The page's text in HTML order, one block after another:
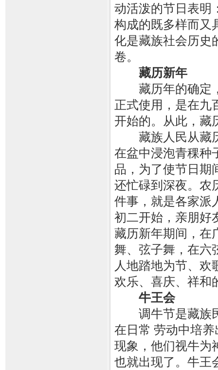
动活泼的节日表明
构成的既多样而又
化是藏族社会历史
卷。
藏历新年
藏历年的确定，
正式使用，是在九
开始的。从此，藏
藏族人民从藏历
在盆中浸泡青稞种
品，为了使节日期
还忙碌到深夜。农
件事，就是各家
初二开始，亲朋好
藏历新年期间，在
舞、弦子舞，在六
人地踏地为节、欢
欢乐、喜庆、祥
牛王会
调牛节是藏族民
在日常 劳动中培
现象，他们视牛为
也就出现了。牛王